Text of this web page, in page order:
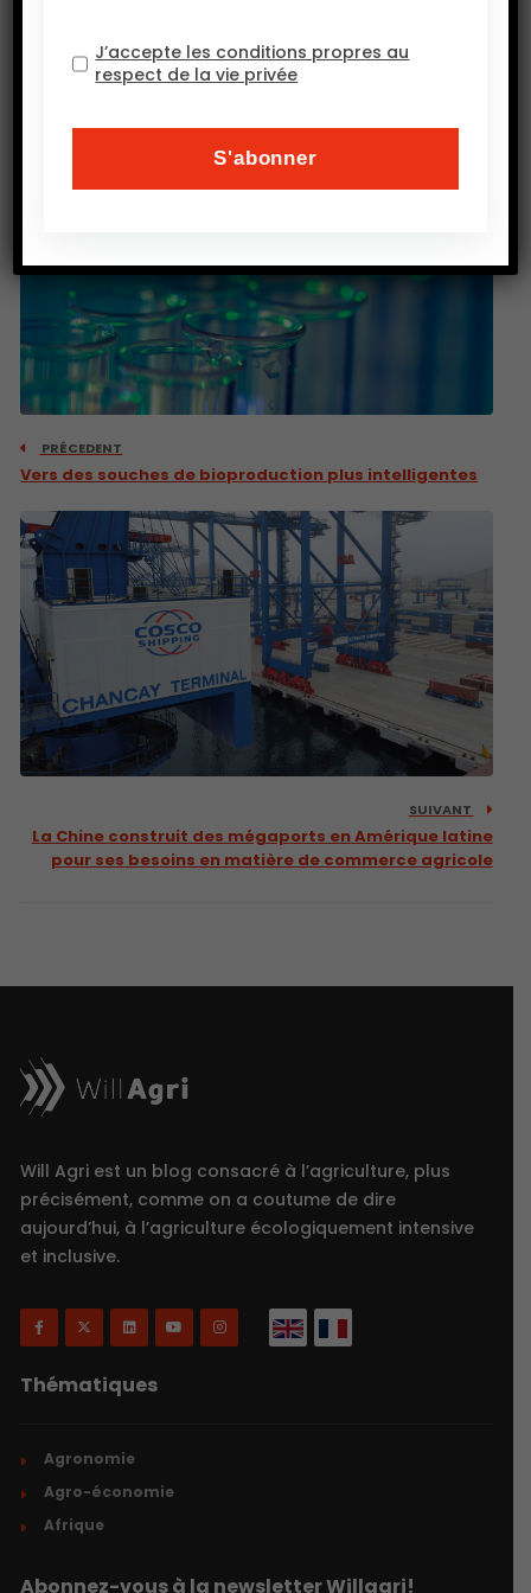
PRÉCEDENT
Vers des souches de bioproduction plus intelligentes
SUIVANT
La Chine construit des mégaports en Amérique latine
pour ses besoins en matière de commerce agricole
Will Agri est un blog consacré à l’agriculture, plus
précisément, comme on a coutume de dire
aujourd’hui, à l’agriculture écologiquement intensive
et inclusive.
Thématiques
Agronomie
Agro-économie
Afrique
Abonnez-vous à la newsletter Willagri!
J’accepte les conditions propres au
respect de la vie privée